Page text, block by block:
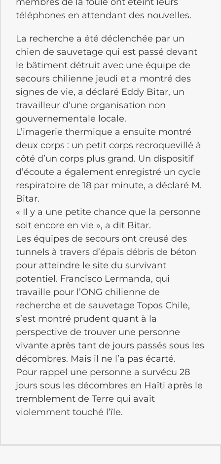
téléphones en attendant des nouvelles.
La recherche a été déclenchée par un
chien de sauvetage qui est passé devant
le bâtiment détruit avec une équipe de
secours chilienne jeudi et a montré des
signes de vie, a déclaré Eddy Bitar, un
travailleur d’une organisation non
gouvernementale locale.
L’imagerie thermique a ensuite montré
deux corps : un petit corps recroquevillé à
côté d’un corps plus grand. Un dispositif
d’écoute a également enregistré un cycle
respiratoire de 18 par minute, a déclaré M.
Bitar.
« Il y a une petite chance que la personne
soit encore en vie », a dit Bitar.
Les équipes de secours ont creusé des
tunnels à travers d’épais débris de béton
pour atteindre le site du survivant
potentiel. Francisco Lermanda, qui
travaille pour l’ONG chilienne de
recherche et de sauvetage Topos Chile,
s’est montré prudent quant à la
perspective de trouver une personne
vivante après tant de jours passés sous les
décombres. Mais il ne l’a pas écarté.
Pour rappel une personne a survécu 28
jours sous les décombres en Haïti après le
tremblement de Terre qui avait
violemment touché l’île.